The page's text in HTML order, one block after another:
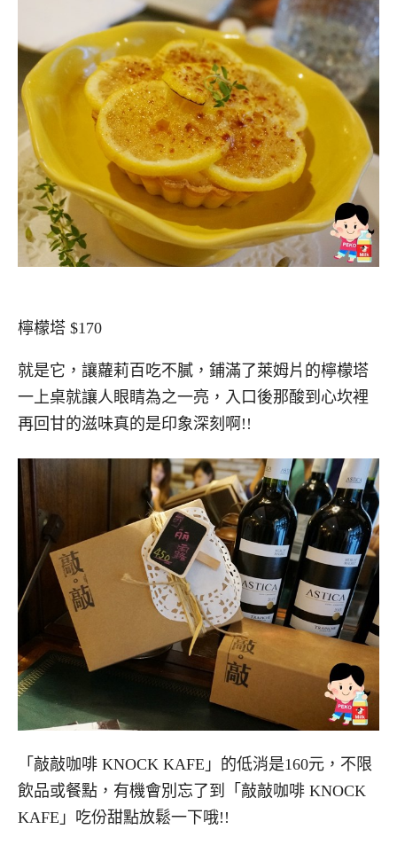
檸檬塔 $170
就是它，讓蘿莉百吃不膩，鋪滿了萊姆片的檸檬塔
一上桌就讓人眼睛為之一亮，入口後那酸到心坎裡
再回甘的滋味真的是印象深刻啊!!
「敲敲咖啡 KNOCK KAFE」的低消是160元，不限
飲品或餐點，有機會別忘了到「敲敲咖啡 KNOCK
KAFE」吃份甜點放鬆一下哦!!